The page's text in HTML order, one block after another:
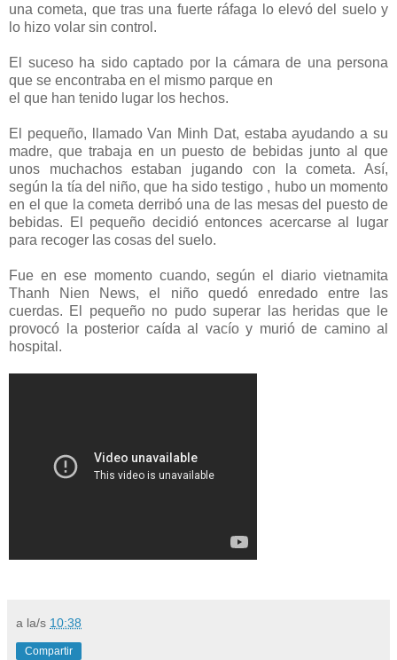
una cometa, que tras una fuerte ráfaga lo elevó del suelo y
lo hizo volar sin control.
El suceso ha sido captado por la cámara de una persona
que se encontraba en el mismo parque en
el que han tenido lugar los hechos.
El pequeño, llamado Van Minh Dat, estaba ayudando a su
madre, que trabaja en un puesto de bebidas junto al que
unos muchachos estaban jugando con la cometa. Así,
según la tía del niño, que ha sido testigo , hubo un momento
en el que la cometa derribó una de las mesas del puesto de
bebidas. El pequeño decidió entonces acercarse al lugar
para recoger las cosas del suelo.
Fue en ese momento cuando, según el diario vietnamita
Thanh Nien News, el niño quedó enredado entre las
cuerdas. El pequeño no pudo superar las heridas que le
provocó la posterior caída al vacío y murió de camino al
hospital.
a la/s 10:38
Compartir